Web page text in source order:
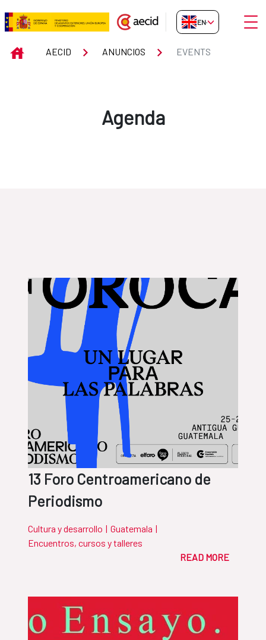
Skip to Main Content
Events
EN-GB
INICIOAECID ANUNCIOS EVENTS
Agenda
13 Foro Centroamericano de
Periodismo
Cultura y desarrollo | Guatemala |
Encuentros, cursos y talleres
READ MORE